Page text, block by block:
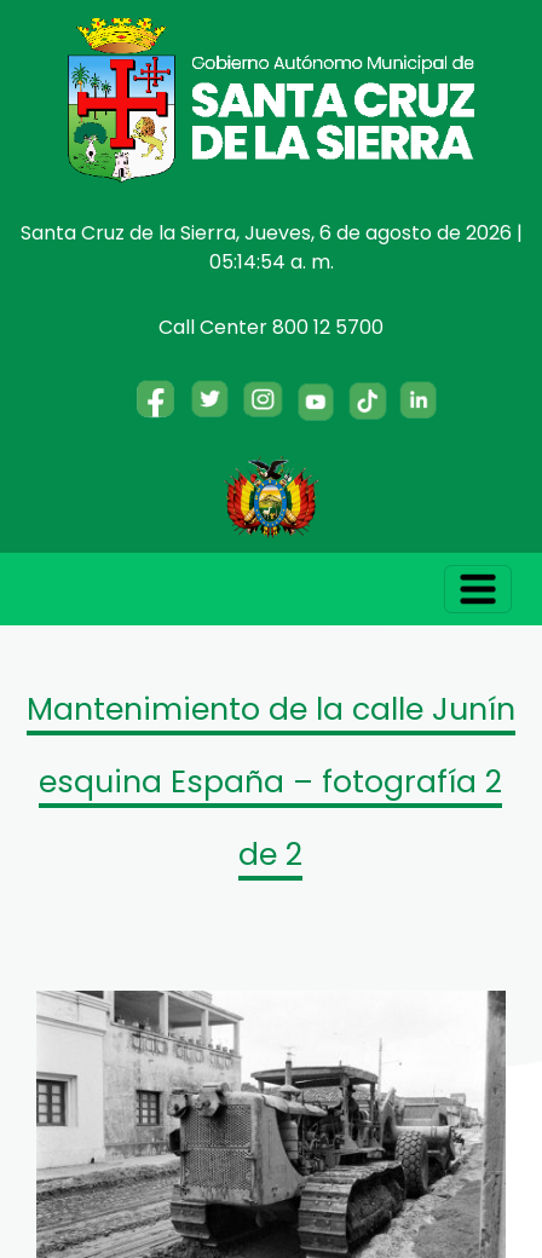
Santa Cruz de la Sierra, Jueves, 6 de agosto de 2026 |
05:14:54 a. m.
Call Center 800 12 5700
Mantenimiento de la calle Junín
esquina España – fotografía 2
de 2